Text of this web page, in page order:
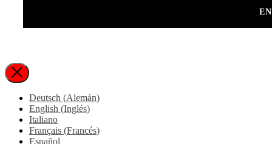
Deutsch (Alemán)
English (Inglés)
Italiano
Français (Francés)
Español